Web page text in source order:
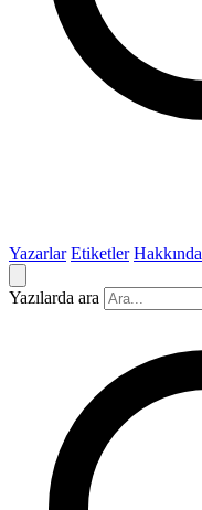
Yazarlar Etiketler Hakkında
Yazılarda ara